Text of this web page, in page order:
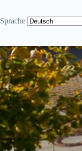
Sprache